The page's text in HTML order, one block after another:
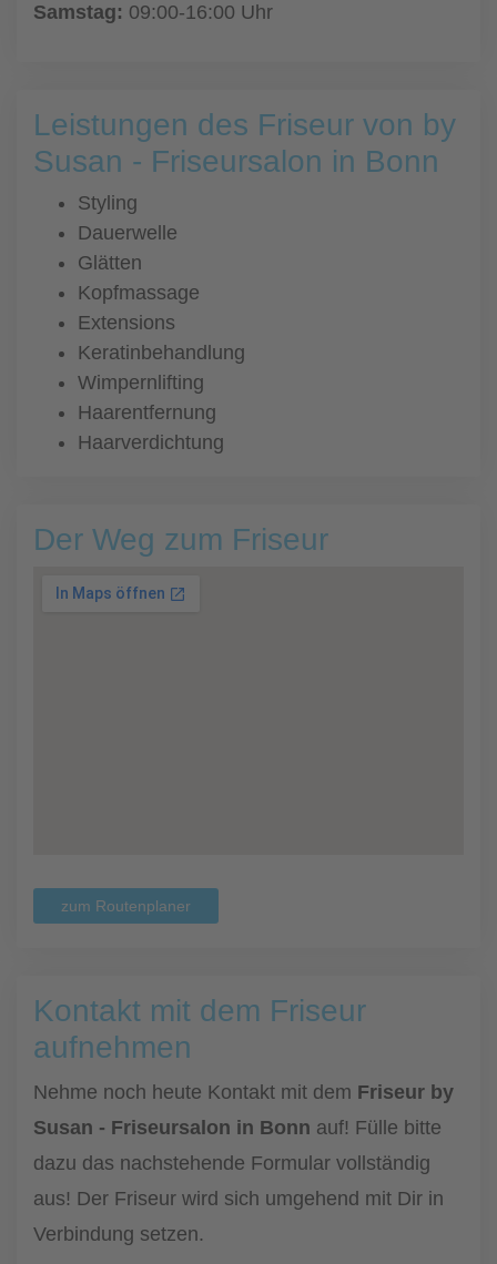
Samstag: 09:00-16:00 Uhr
Leistungen des Friseur von by
Susan - Friseursalon in Bonn
Styling
Dauerwelle
Glätten
Kopfmassage
Extensions
Keratinbehandlung
Wimpernlifting
Haarentfernung
Haarverdichtung
Der Weg zum Friseur
zum Routenplaner
Kontakt mit dem Friseur
aufnehmen
Nehme noch heute Kontakt mit dem Friseur by
Susan - Friseursalon in Bonn auf! Fülle bitte
dazu das nachstehende Formular vollständig
aus! Der Friseur wird sich umgehend mit Dir in
Verbindung setzen.